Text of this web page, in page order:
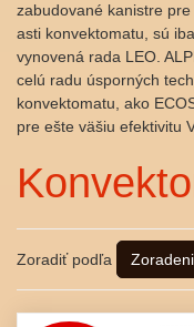
zabudované kanistre
asti konvektomatu, sú
vynovená rada LEO.
celú radu úsporných
konvektomatu, ako
pre ešte väšiu efektivitu
Zoradiť podľa